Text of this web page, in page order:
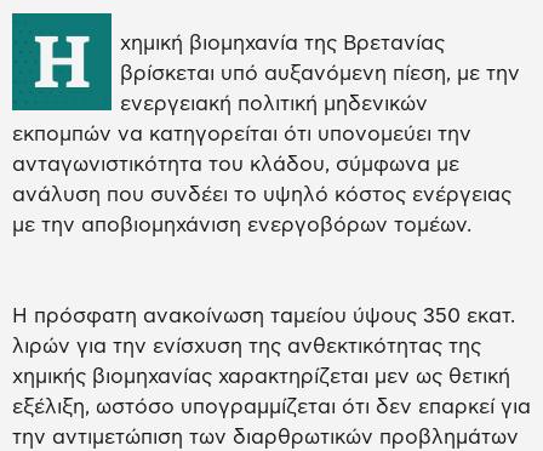
Η
χημική βιομηχανία της Βρετανίας
βρίσκεται υπό αυξανόμενη πίεση, με την
ενεργειακή πολιτική μηδενικών
εκπομπών να κατηγορείται ότι υπονομεύει την
ανταγωνιστικότητα του κλάδου, σύμφωνα με
ανάλυση που συνδέει το υψηλό κόστος ενέργειας
με την αποβιομηχάνιση ενεργοβόρων τομέων.
Η πρόσφατη ανακοίνωση ταμείου ύψους 350 εκατ.
λιρών για την ενίσχυση της ανθεκτικότητας της
χημικής βιομηχανίας χαρακτηρίζεται μεν ως θετική
εξέλιξη, ωστόσο υπογραμμίζεται ότι δεν επαρκεί για
την αντιμετώπιση των διαρθρωτικών προβλημάτων